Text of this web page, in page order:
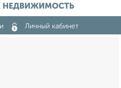
НЕДВИЖИМОСТЬ
Личный кабинет